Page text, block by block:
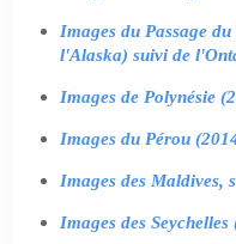
Images du Passage
l'Alaska) suivi de
Images de Polynésie
Images du Pérou
Images des Maldives,
Images des Seychelles